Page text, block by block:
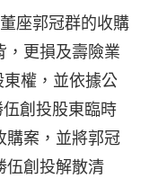
座郭冠群的收購
，更損及壽險業
權，並依據公
伍創投股東臨時
購案，並將郭冠
伍創投解散清